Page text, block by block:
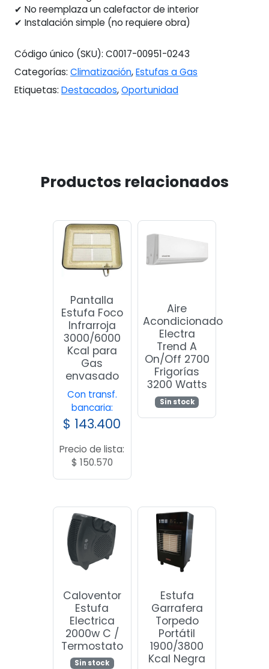
✔ No reemplaza un calefactor de interior
✔ Instalación simple (no requiere obra)
Código único (SKU): C0017-00951-0243
Categorías: Climatización,Estufas a Gas
Etiquetas: Destacados,Oportunidad
Productos relacionados
Pantalla
Estufa Foco
Infrarroja
3000/6000
Kcal para
Gas
envasado
Con transf.
bancaria:
$ 143.400
Precio de lista:
$ 150.570
Aire
Acondicionado
Electra
Trend A
On/Off 2700
Frigorías
3200 Watts
Sin stock
Caloventor
Estufa
Electrica
2000w C /
Termostato
Sin stock
Estufa
Garrafera
Torpedo
Portátil
1900/3800
Kcal Negra